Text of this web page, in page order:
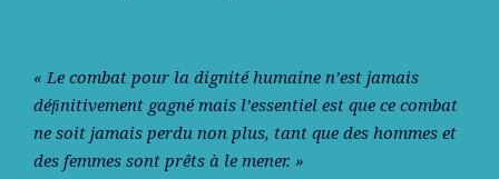
« Le combat pour la dignité humaine n’est jamais
déﬁnitivement gagné mais l’essentiel est que ce combat
ne soit jamais perdu non plus, tant que des hommes et
des femmes sont prêts à le mener. »